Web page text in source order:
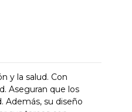
y la salud. Con
Aseguran que los
Además, su diseño